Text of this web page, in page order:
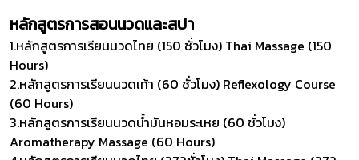
หลักสูตรการสอนนวดและสปา
1.หลักสูตรการเรียนนวดไทย (150 ชั่วโมง) Thai Massage (150
Hours)
2.หลักสูตรการเรียนนวดเท้า (60 ชั่วโมง) Reflexology Course
(60 Hours)
3.หลักสูตรการเรียนนวดน้ำมันหอมระเหย (60 ชั่วโมง)
Aromatherapy Massage (60 Hours)